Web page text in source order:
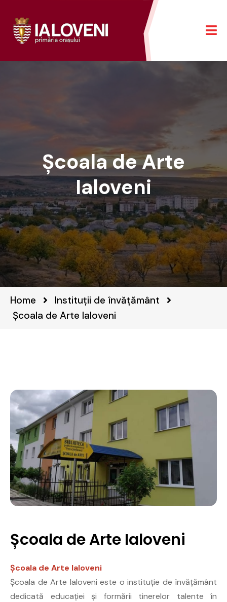
Școala de Arte
Ialoveni
Home
Instituții de învățământ
Școala de Arte Ialoveni
Școala de Arte Ialoveni
Școala de Arte Ialoveni
Școala de Arte Ialoveni este o instituție de învățământ
dedicată educației și formării tinerelor talente în